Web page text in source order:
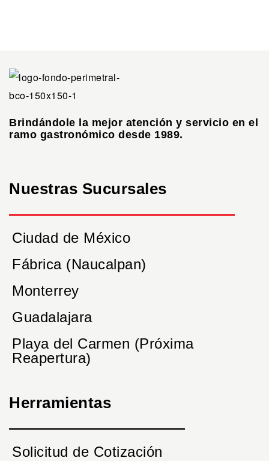
Brindándole la mejor atención y servicio en el
ramo gastronómico desde 1989.
Nuestras Sucursales
Ciudad de México
Fábrica (Naucalpan)
Monterrey
Guadalajara
Playa del Carmen (Próxima
Reapertura)
Herramientas
Solicitud de Cotización